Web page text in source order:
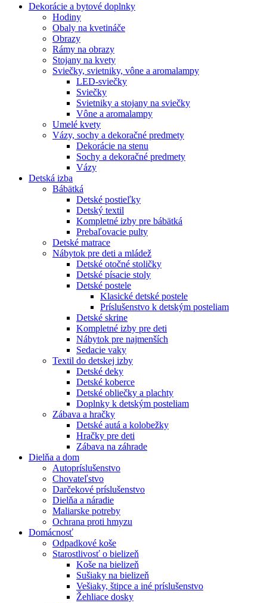
Dekorácie a bytové doplnky
Hodiny
Obaly na kvetináče
Obrazy
Rámy na obrazy
Stojany na kvety
Sviečky, svietniky, vône a aromalampy
LED-sviečky
Sviečky
Svietniky a stojany na sviečky
Vône a aromalampy
Umelé kvety
Vázy, sochy a dekoračné predmety
Dekorácie na stenu
Sochy a dekoračné predmety
Vázy
Detská izba
Bábätká
Detské postieľky
Detský textil
Kompletné izby pre bábätká
Prebaľovacie pulty
Detské matrace
Nábytok pre deti a mládež
Detské otočné stoličky
Detské písacie stoly
Detské postele
Klasické detské postele
Príslušenstvo k detským posteliam
Detské skrine
Kompletné izby pre deti
Nábytok pre najmenších
Sedacie vaky
Textil do detskej izby
Detské deky
Detské koberce
Detské obliečky a plachty
Doplnky k detským posteliam
Zábava a hračky
Detské autá a kolobežky
Hračky pre deti
Zábava na záhrade
Dielňa a dom
Autopríslušenstvo
Chovateľstvo
Darčekové príslušenstvo
Dielňa a náradie
Maliarske potreby
Ochrana proti hmyzu
Domácnosť
Odpadkové koše
Starostlivosť o bielizeň
Koše na bielizeň
Sušiaky na bielizeň
Vešiaky, štipce a iné príslušenstvo
Žehliace dosky